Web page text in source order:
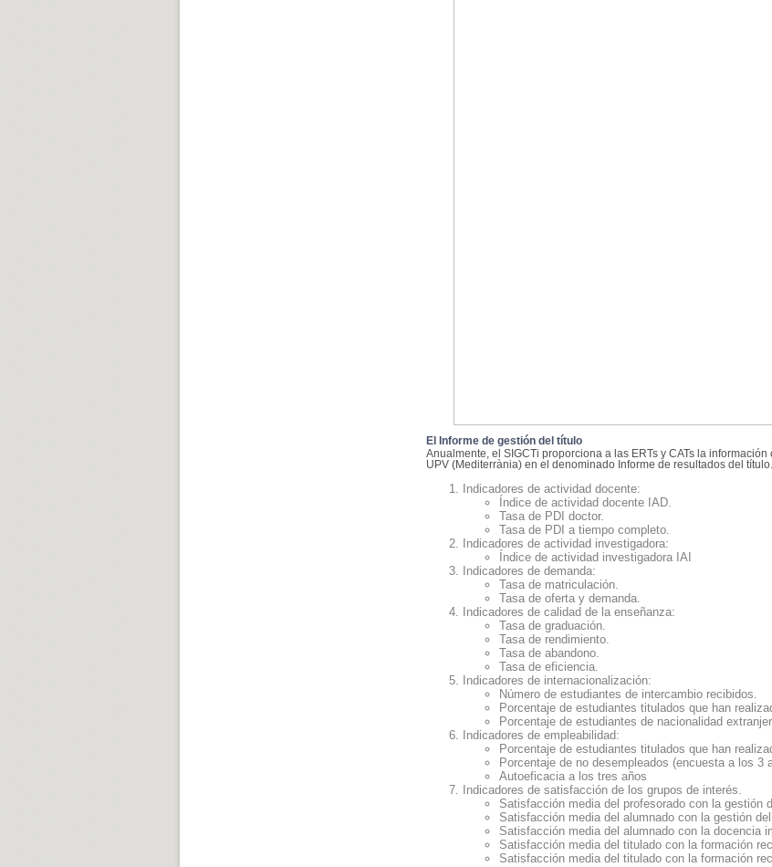
El Informe de gestión del título
Anualmente, el SIGCTi proporciona a las ERTs y CATs la
UPV (Mediterrània) en el denominado Informe de resultados del
Indicadores de actividad docente:
Índice de actividad docente IAD.
Tasa de PDI doctor.
Tasa de PDI a tiempo completo.
Indicadores de actividad investigadora:
Índice de actividad investigadora IAI
Indicadores de demanda:
Tasa de matriculación.
Tasa de oferta y demanda.
Indicadores de calidad de la enseñanza:
Tasa de graduación.
Tasa de rendimiento.
Tasa de abandono.
Tasa de eficiencia.
Indicadores de internacionalización:
Número de estudiantes de intercambio recibidos.
Porcentaje deestudiantes titulados que han
Porcentaje de estudiantes de nacionalidad
Indicadores de empleabilidad:
Porcentaje de estudiantes titulados que han
Porcentaje de no desempleados (encuesta a los 3
Autoeficacia a los tres años
Indicadores de satisfacción de los grupos de interés.
Satisfacción media del profesorado con la gestión
Satisfacción media del alumnado con la gestión
Satisfacción media del alumnado con la docencia
Satisfacción media del titulado con la formación
Satisfacción media del titulado con la formación